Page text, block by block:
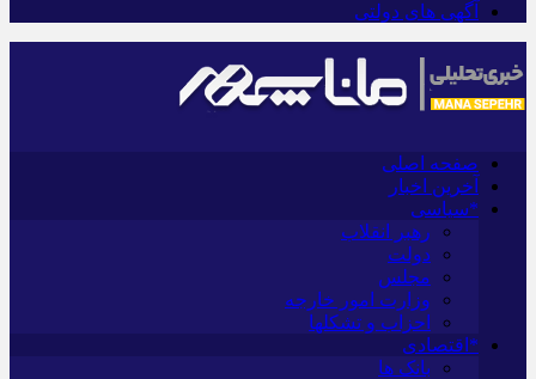
آگهی های دولتی
صفحه اصلی
آخرین اخبار
*سیاسی
رهبر انقلاب
دولت
مجلس
وزارت امور خارجه
احزاب و تشکلها
*اقتصادی
بانک ها